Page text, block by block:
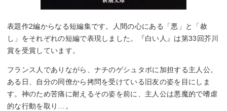
表題作2編からなる短編集です。人間の心にある「悪」と「赦
し」をそれぞれの短編で表現しました。『白い人』は第33回芥川
賞を受賞しています。
フランス人でありながら、ナチのゲシュタポに加担する主人公。
ある日、自分の同僚から拷問を受けている旧友の姿を目にしま
す。神のため苦痛に耐えるその姿を前に、主人公は悪魔的で嗜虐
的な行動を取り…。